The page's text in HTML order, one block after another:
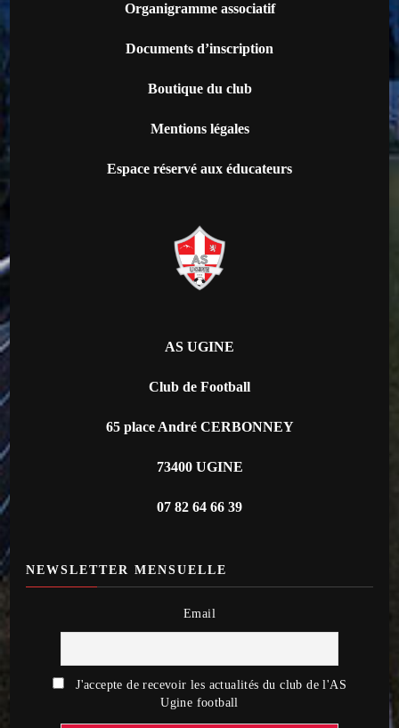
Organigramme associatif
Documents d’inscription
Boutique du club
Mentions légales
Espace réservé aux éducateurs
AS UGINE
Club de Football
65 place André CERBONNEY
73400 UGINE
07 82 64 66 39
NEWSLETTER MENSUELLE
Email
J'accepte de recevoir les actualités du club de l'AS
Ugine football